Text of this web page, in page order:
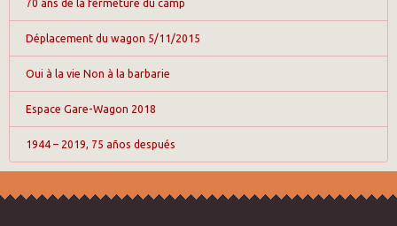
70 ans de la fermeture du camp
Déplacement du wagon 5/11/2015
Oui à la vie Non à la barbarie
Espace Gare-Wagon 2018
1944 – 2019, 75 años después